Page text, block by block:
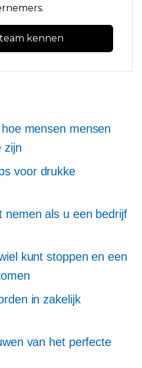
kennen
mensen mensen
zijn
voor drukke
nemen als u een bedrijf
kunt stoppen en een
in zakelijk
van het perfecte